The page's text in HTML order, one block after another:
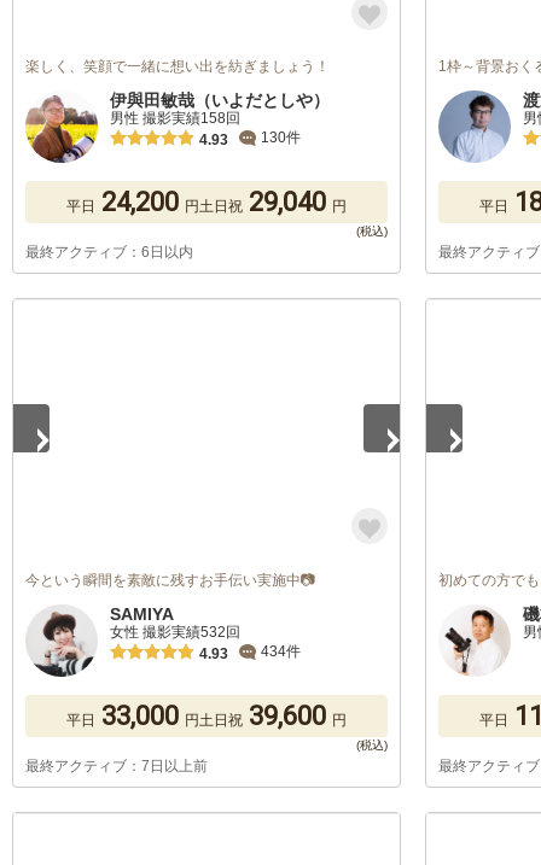
楽しく、笑顔で一緒に想い出を紡ぎましょう！
伊與田敏哉（いよだとしや）
男性 撮影実績158回
4.93
130件
平日 24,200 円土日祝 29,040 円
最終アクティブ：6日以内
1枠～背景おく
平日
最終アクティ
今という瞬間を素敵に残すお手伝い実施中📷
SAMIYA
女性 撮影実績532回
4.93
434件
平日 33,000 円土日祝 39,600 円
最終アクティブ：7日以上前
初めての方で
男
平日
最終アクティ